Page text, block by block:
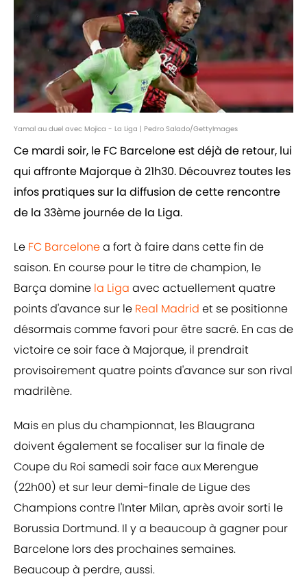
Yamal au duel avec Mojica - La Liga | Pedro Salado/GettyImages
Ce mardi soir, le FC Barcelone est déjà de retour, lui
qui affronte Majorque à 21h30. Découvrez toutes les
infos pratiques sur la diffusion de cette rencontre
de la 33ème journée de la Liga.
Le FC Barcelonea fort à faire dans cette fin de
saison. En course pour le titre de champion, le
Barça domine la Liga avec actuellement quatre
points d'avance sur le Real Madrid et se positionne
désormais comme favori pour être sacré. En cas de
victoire ce soir face à Majorque, il prendrait
provisoirement quatre points d'avance sur son rival
madrilène.
Mais en plus du championnat, les Blaugrana
doivent également se focaliser sur la finale de
Coupe du Roi samedi soir face aux Merengue
(22h00) et sur leur demi-finale de Ligue des
Champions contre l'Inter Milan, après avoir sorti le
Borussia Dortmund. Il y a beaucoup à gagner pour
Barcelone lors des prochaines semaines.
Beaucoup à perdre, aussi.